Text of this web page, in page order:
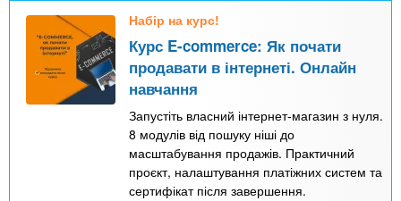
Набір на курс!
Курс E-commerce: Як почати
продавати в інтернеті. Онлайн
навчання
Запустіть власний інтернет-магазин з нуля.
8 модулів від пошуку ніші до
масштабування продажів. Практичний
проєкт, налаштування платіжних систем та
сертифікат після завершення.